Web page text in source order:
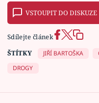
VSTOUPIT DO DISKUZE
Sdílejte článek
ŠTÍTKY
JIŘÍ BARTOŠKA
DROGY